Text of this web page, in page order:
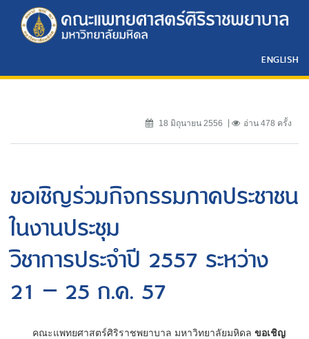
ENGLISH
18 มิถุนายน 2556 อ่าน 478 ครั้ง
ขอเชิญร่วมกิจกรรมภาคประชาชน
ในงานประชุม
วิชาการประจำปี 2557 ระหว่าง
21 – 25 ก.ค. 57
คณะแพทยศาสตร์ศิริราชพยาบาล มหาวิทยาลัยมหิดล ขอเชิญ